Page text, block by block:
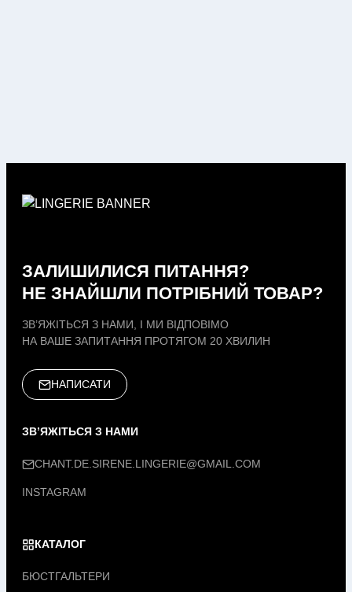
ЗАЛИШИЛИСЯ ПИТАННЯ?
НЕ ЗНАЙШЛИ ПОТРІБНИЙ ТОВАР?
ЗВ’ЯЖІТЬСЯ З НАМИ, І МИ ВІДПОВІМО
НА ВАШЕ ЗАПИТАННЯ ПРОТЯГОМ 20 ХВИЛИН
НАПИСАТИ
ЗВ’ЯЖІТЬСЯ З НАМИ
CHANT.DE.SIRENE.LINGERIE@GMAIL.COM
INSTAGRAM
КАТАЛОГ
БЮСТГАЛЬТЕРИ